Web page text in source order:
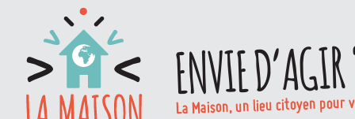
ENVIE
La Maison, un lieu citoyen